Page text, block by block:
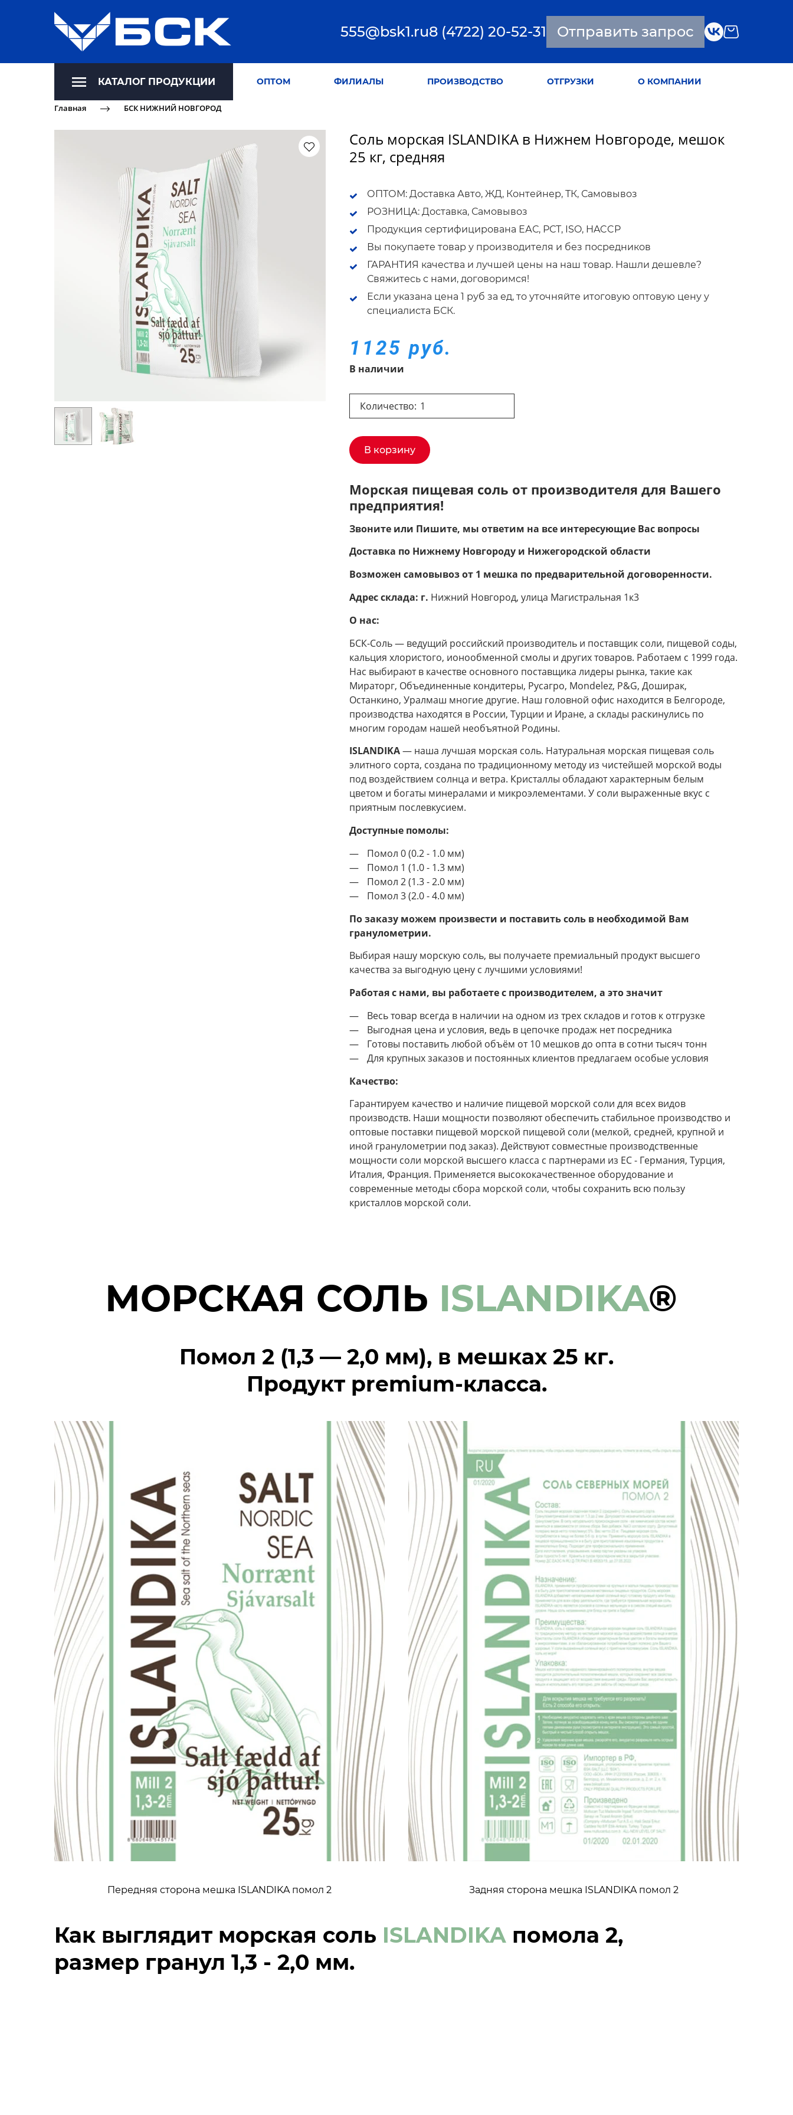
555@bsk1.ru8 (4722) 20-52-31 Отправить запрос
КАТАЛОГ ПРОДУКЦИИ ОПТОМ ФИЛИАЛЫ ПРОИЗВОДСТВО ОТГРУЗКИ О КОМПАНИИ
Главная БСК НИЖНИЙ НОВГОРОД
Соль морская ISLANDIKA в Нижнем Новгороде, мешок
25 кг, средняя
ОПТОМ: Доставка Авто, ЖД, Контейнер, ТК, Самовывоз
РОЗНИЦА: Доставка, Самовывоз
Продукция сертифицирована ЕАС, РСТ, ISO, HACCP
Вы покупаете товар у производителя и без посредников
ГАРАНТИЯ качества и лучшей цены на наш товар. Нашли дешевле?
Свяжитесь с нами, договоримся!
Если указана цена 1 руб за ед, то уточняйте итоговую оптовую цену у
специалиста БСК.
1125 руб.
В наличии
Количество:
В корзину
Морская пищевая соль от производителя для Вашего
предприятия!
Звоните или Пишите, мы ответим на все интересующие Вас вопросы
Доставка по Нижнему Новгороду и Нижегородской области
Возможен самовывоз от 1 мешка по предварительной договоренности.
Адрес склада: г. Нижний Новгород, улица Магистральная 1к3
О нас:
БСК-Соль — ведущий российский производитель и поставщик соли, пищевой соды,
кальция хлористого, ионообменной смолы и других товаров. Работаем с 1999 года.
Нас выбирают в качестве основного поставщика лидеры рынка, такие как
Мираторг, Объединенные кондитеры, Русагро, Mondelez, P&G, Доширак,
Останкино, Уралмаш многие другие. Наш головной офис находится в Белгороде,
производства находятся в России, Турции и Иране, а склады раскинулись по
многим городам нашей необъятной Родины.
ISLANDIKA— наша лучшая морская соль. Натуральная морская пищевая соль
элитного сорта, создана по традиционному методу из чистейшей морской воды
под воздействием солнца и ветра. Кристаллы обладают характерным белым
цветом и богаты минералами и микроэлементами. У соли выраженные вкус с
приятным послевкусием.
Доступные помолы:
Помол 0 (0.2 - 1.0 мм)
Помол 1 (1.0 - 1.3 мм)
Помол 2 (1.3 - 2.0 мм)
Помол 3 (2.0 - 4.0 мм)
По заказу можем произвести и поставить соль в необходимой Вам
гранулометрии.
Выбирая нашу морскую соль, вы получаете премиальный продукт высшего
качества за выгодную цену с лучшими условиями!
Работая с нами, вы работаете с производителем, а это значит
Весь товар всегда в наличии на одном из трех складов и готов к отгрузке
Выгодная цена и условия, ведь в цепочке продаж нет посредника
Готовы поставить любой объём от 10 мешков до опта в сотни тысяч тонн
Для крупных заказов и постоянных клиентов предлагаем особые условия
Качество:
Гарантируем качество и наличие пищевой морской соли для всех видов
производств. Наши мощности позволяют обеспечить стабильное производство и
оптовые поставки пищевой морской пищевой соли (мелкой, средней, крупной и
иной гранулометрии под заказ). Действуют совместные производственные
мощности соли морской высшего класса с партнерами из ЕС - Германия, Турция,
Италия, Франция. Применяется высококачественное оборудование и
современные методы сбора морской соли, чтобы сохранить всю пользу
кристаллов морской соли.
МОРСКАЯ СОЛЬ ISLANDIKA®
Помол 2 (1,3 — 2,0 мм), в мешках 25 кг.
Продукт premium-класса.
Передняя сторона мешка ISLANDIKA помол 2 Задняя сторона мешка ISLANDIKA помол 2
Как выглядит морская соль ISLANDIKA помола 2,
размер гранул 1,3 - 2,0 мм.